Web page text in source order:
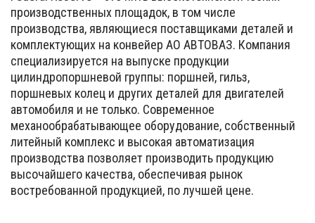
производственных площадок, в том числе
производства, являющиеся поставщиками деталей и
комплектующих на конвейер АО АВТОВАЗ. Компания
специализируется на выпуске продукции
цилиндропоршневой группы: поршней, гильз,
поршневых колец и других деталей для двигателей
автомобиля и не только. Современное
механообрабатывающее оборудование, собственный
литейный комплекс и высокая автоматизация
производства позволяет производить продукцию
высочайшего качества, обеспечивая рынок
востребованной продукцией, по лучшей цене.